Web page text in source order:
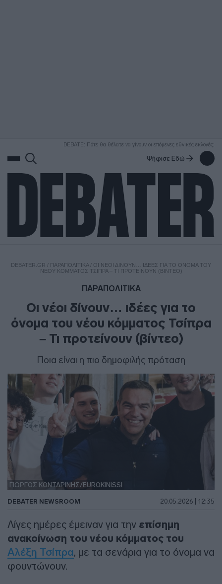
DEBATE: Πότε θα θέλατε να γίνουν οι επόμενες εθνικές εκλογές;
Ψήφισε Εδώ
DEBATER.GR / ΠΑΡΑΠΟΛΙΤΙΚΑ/ ΟΙ ΝΈΟΙ ΔΊΝΟΥΝ… ΙΔΈΕΣ ΓΙΑ ΤΟ ΌΝΟΜΑ ΤΟΥ
ΝΈΟΥ ΚΌΜΜΑΤΟΣ ΤΣΊΠΡΑ – ΤΙ ΠΡΟΤΕΊΝΟΥΝ (ΒΊΝΤΕΟ)
ΠΑΡΑΠΟΛΙΤΙΚΑ
Οι νέοι δίνουν… ιδέες για το
όνομα του νέου κόμματος Τσίπρα
– Τι προτείνουν (βίντεο)
Ποια είναι η πιο δημοφιλής πρόταση
ΓΙΩΡΓΟΣ ΚΟΝΤΑΡΙΝΗΣ/EUROKINISSI
DEBATER NEWSROOM 20.05.2026 | 12:35
Λίγες ημέρες έμειναν για την επίσημη
ανακοίνωση του νέου κόμματος του
Αλέξη Τσίπρα, με τα σενάρια για το όνομα να
φουντώνουν.